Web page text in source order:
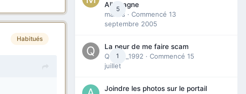
Habitués
5
Allemagne
maries · Commencé 13
septembre 2005
1
La peur de me faire scam
Queen_1992 · Commencé 15
juillet
Joindre les photos sur le portail